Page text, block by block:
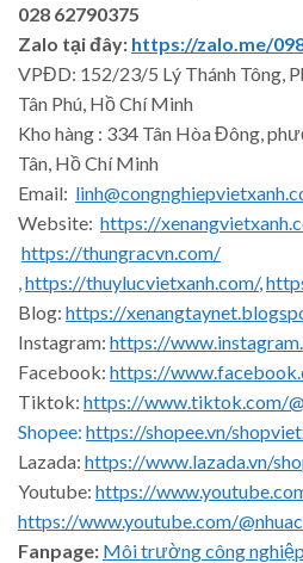
028 62790375
Zalo tại đây: https://zalo.me/
VPĐD: 152/23/5 Lý Thánh Tông,
Tân Phú, Hồ Chí Minh
Kho hàng : 334 Tân Hòa Đông,
Tân, Hồ Chí Minh
Email:
Website: https://
https://thungracvn.com/
https://thuylucvietxanh.com/,
Blog: https://
Instagram: https://
Facebook: https://
Tiktok: https://www.tiktok.com/
Shopee: https://shopee.vn/
Lazada: https://www.lazada.vn/
Youtube: https://
https://www.youtube.com/
Fanpage: Môi trường công nghiệp